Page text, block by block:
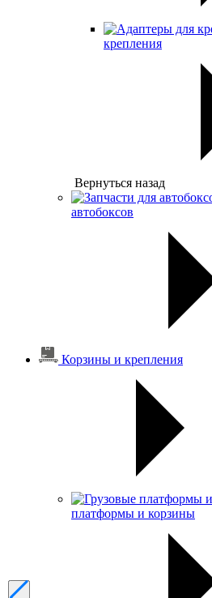
крепления
Вернуться назад
автобоксов
Корзины и крепления
платформы и корзины